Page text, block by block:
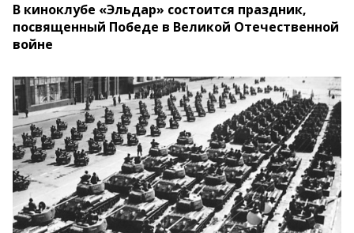
В киноклубе «Эльдар» состоится праздник,
посвященный Победе в Великой Отечественной
войне